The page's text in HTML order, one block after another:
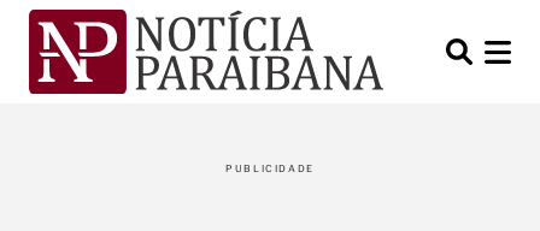
PUBLICIDADE